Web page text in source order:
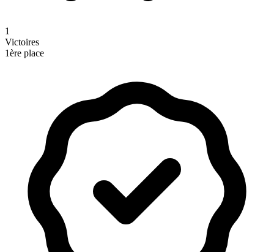
1
Victoires
1ère place